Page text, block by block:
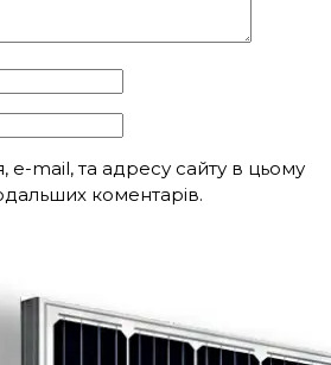
e-mail, та адресу сайту в цьому
коментарів.